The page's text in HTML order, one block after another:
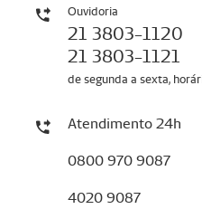
Ouvidoria
21 3803-1120
21 3803-1121
de segunda a sexta,
Atendimento 24h
0800 970 9087
4020 9087